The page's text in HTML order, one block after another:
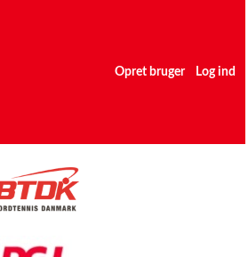
Opret bruger Log ind